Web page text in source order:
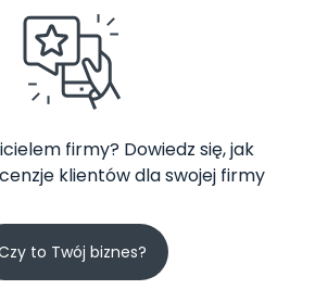
firmy? Dowiedz się, jak
klientów dla swojej firmy
to Twój biznes?